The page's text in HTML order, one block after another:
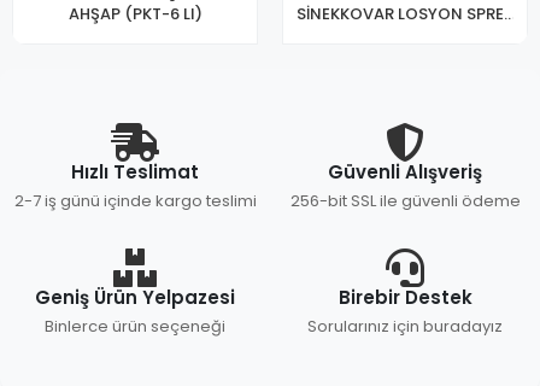
AHŞAP (PKT-6 LI)
SİNEKKOVAR LOSYON SPREY
Hızlı Teslimat
2-7 iş günü içinde kargo teslimi
Güvenli Alışveriş
256-bit SSL ile güvenli ödeme
Geniş Ürün Yelpazesi
Binlerce ürün seçeneği
Birebir Destek
Sorularınız için buradayız